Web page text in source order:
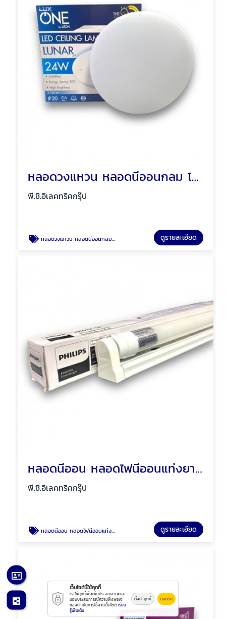
หลอดวงแหวน หลอดนีออนกลม โคมซาลาเปา โคมซาลาเปาลายเพชร พัทยา ชลบุรี
พี.ซี.อิเลคทริคกรุ๊ป
หลอดวงแหวน หลอดนีออนกลม โคมซาลาเปา โคมซาลาเปาลายเพชร ดูรายละเอียด
หลอดนีออน หลอดไฟนีออนแท่งยาว สั้น พัทยา ชลบุรี
พี.ซี.อิเลคทริคกรุ๊ป
หลอดนีออน หลอดไฟนีออนแท่งยาว สั้น พัทยา ชลบุรี ดูรายละเอียด
เว็บไซต์นี้ใช้คุกกี้
เราใช้คุกกี้เพื่อเพิ่มประสิทธิภาพและ
มอบประสบการณ์ความพึงพอใจ
ของท่านในการใช้งานเว็บไซต์ เรียน
รู้เพิ่มเติม
ตั้งค่าคุกกี้ ยอมรับ